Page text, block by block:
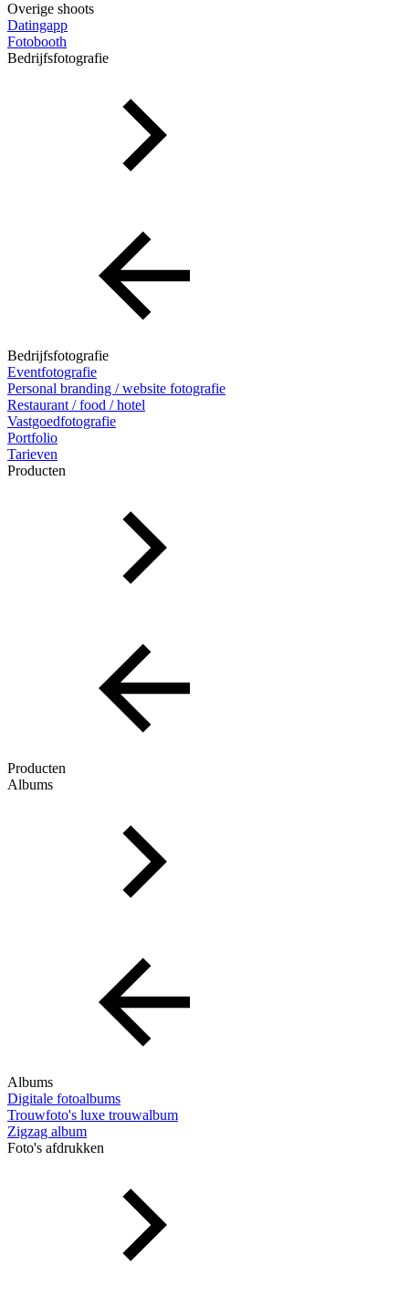
Overige shoots
Datingapp
Fotobooth
Bedrijfsfotografie
Bedrijfsfotografie
Eventfotografie
Personal branding / website fotografie
Restaurant / food / hotel
Vastgoedfotografie
Portfolio
Tarieven
Producten
Producten
Albums
Albums
Digitale fotoalbums
Trouwfoto's luxe trouwalbum
Zigzag album
Foto's afdrukken